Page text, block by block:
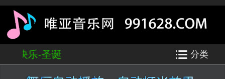
诞快乐-圣诞 分类